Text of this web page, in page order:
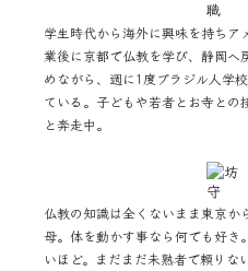
学生時代から海外に興味を持ち
業後に京都で仏教を学び、静岡へ
めながら、週に1度ブラジル人学
ている。子どもや若者とお寺と
と奔走中。
仏教の知識は全くないまま東京か
母。体を動かす事なら何でも好き
いほど。まだまだ未熟者で頼りな